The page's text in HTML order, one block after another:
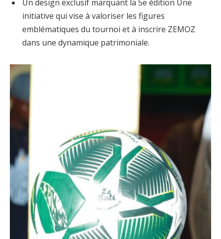
Un design exclusif marquant la 5e édition Une
initiative qui vise à valoriser les figures
emblématiques du tournoi et à inscrire ZEMOZ
dans une dynamique patrimoniale.